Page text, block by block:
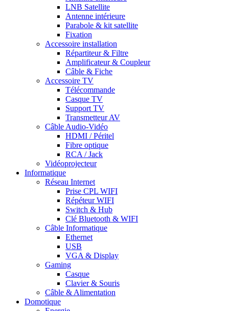
LNB Satellite
Antenne intérieure
Parabole & kit satellite
Fixation
Accessoire installation
Répartiteur & Filtre
Amplificateur & Coupleur
Câble & Fiche
Accessoire TV
Télécommande
Casque TV
Support TV
Transmetteur AV
Câble Audio-Vidéo
HDMI / Péritel
Fibre optique
RCA / Jack
Vidéoprojecteur
Informatique
Réseau Internet
Prise CPL WIFI
Répéteur WIFI
Switch & Hub
Clé Bluetooth & WIFI
Câble Informatique
Ethernet
USB
VGA & Display
Gaming
Casque
Clavier & Souris
Câble & Alimentation
Domotique